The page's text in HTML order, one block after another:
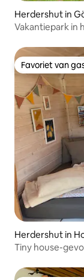
Herdershut in
Vakantiepark in
Favoriet van
Favoriet van
Herdershut in
Tiny house-